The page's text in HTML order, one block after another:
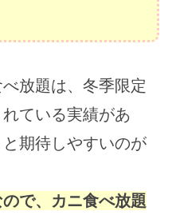
放題は、冬季限定
ている実績があ
期待しやすいのが
で、カニ食べ放題